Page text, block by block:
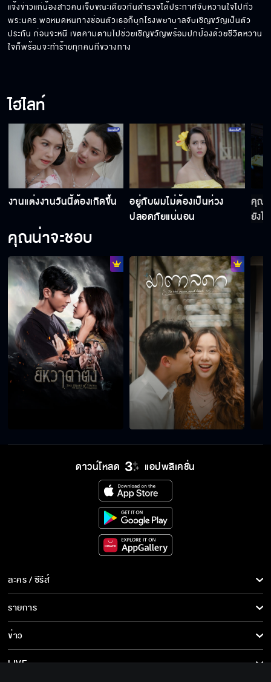
แจ้งข่าวแก่น้องสาวคนเจ็บขณะเดียวกันตำรวจได้ประกาศจับหวานใจไปทั่ว
พระนคร พอหมดหนทางซ่อนตัวเธอก็บุกโรงพยาบาลจับเชิญขวัญเป็นตัว
ประกัน ก่อนจะหนี เขตคามตามไปช่วยเชิญขวัญพร้อมปกป้องด้วยชีวิตหวาน
ใจก็พร้อมจะทำร้ายทุกคนที่ขวางทาง
ไฮไลท์
งานแต่งงานวันนี้ต้องเกิดขึ้น
อยู่กับผมไม่ต้องเป็นห่วง
ปลอดภัยแน่นอน
คุณเ
ยังไง
คุณน่าจะชอบ
ดาวน์โหลด แอปพลิเคชั่น
ละคร / ซีรีส์
ละคร/ซีรีส์
ซีรีส์นานาชาติ
การ์ตูน & เกม
รายการ
รายการทั้งหมด
ข่าว
ข่าวทั้งหมด
LIVE